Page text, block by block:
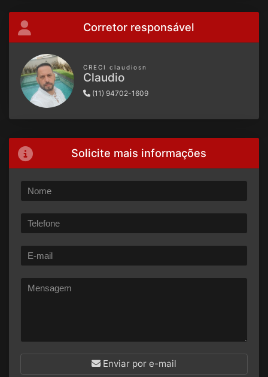
Corretor responsável
CRECI claudiosn
Claudio
(11) 94702-1609
Solicite mais informações
Enviar por e-mail